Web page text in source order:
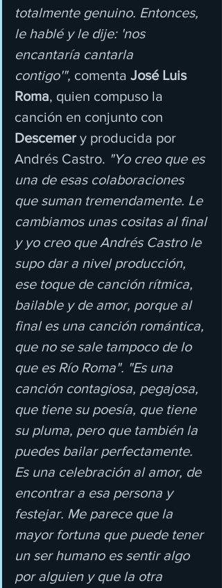
totalmente genuino. Entonces,
le hablé y le dije: 'nos
encantaría cantarla
contigo'", comenta José Luis
Roma, quien compuso la
canción en conjunto con
Descemer y producida por
Andrés Castro. "Yo creo que es
una de esas colaboraciones
que suman tremendamente. Le
cambiamos unas cositas al final
y yo creo que Andrés Castro le
supo dar a nivel producción,
ese toque de canción rítmica,
bailable y de amor, porque al
final es una canción romántica,
que no se sale tampoco de lo
que es Río Roma". "Es una
canción contagiosa, pegajosa,
que tiene su poesía, que tiene
su pluma, pero que también la
puedes bailar perfectamente.
Es una celebración al amor, de
encontrar a esa persona y
festejar. Me parece que la
mayor fortuna que puede tener
un ser humano es sentir algo
por alguien y que la otra